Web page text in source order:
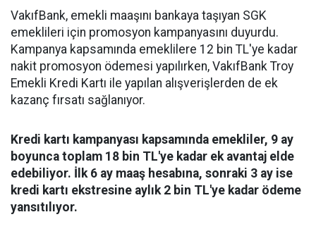
VakıfBank, emekli maaşını bankaya taşıyan SGK
emeklileri için promosyon kampanyasını duyurdu.
Kampanya kapsamında emeklilere 12 bin TL'ye kadar
nakit promosyon ödemesi yapılırken, VakıfBank Troy
Emekli Kredi Kartı ile yapılan alışverişlerden de ek
kazanç fırsatı sağlanıyor.
Kredi kartı kampanyası kapsamında emekliler, 9 ay
boyunca toplam 18 bin TL'ye kadar ek avantaj elde
edebiliyor. İlk 6 ay maaş hesabına, sonraki 3 ay ise
kredi kartı ekstresine aylık 2 bin TL'ye kadar ödeme
yansıtılıyor.